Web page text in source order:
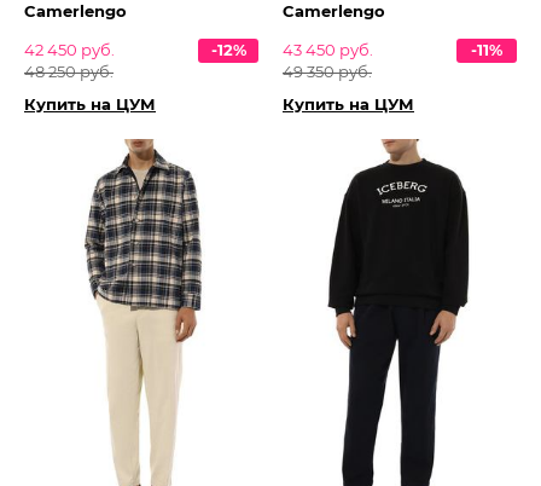
Camerlengo
42 450 руб.
48 250 руб.
-12%
Купить на ЦУМ
Camerlengo
43 450 руб.
49 350 руб.
-11%
Купить на ЦУМ